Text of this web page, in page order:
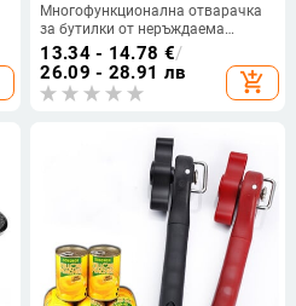
Многофункционална отварачка
за бутилки от неръждаема
стомана за домашна употреба
13.34 - 14.78 €/
26.09 - 28.91 лв
add_shopping_cart